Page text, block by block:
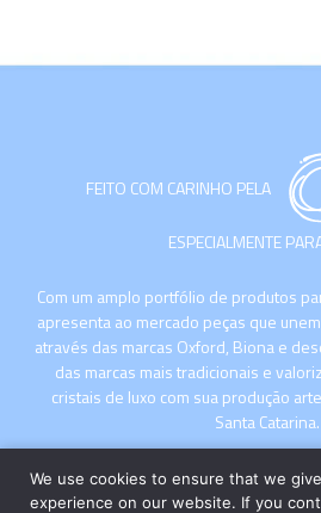
FEITO COM CARINHO PELA
ESPECIALMENTE
Com um amplo portfólio de produtos
apresenta ao mercado peças que
através das marcas Oxford, Biona e
das marcas mais tradicionais e
cristais de luxo com sua produção
Santa Catarina.
We use cookies to ensure that we
experience on our website. If you